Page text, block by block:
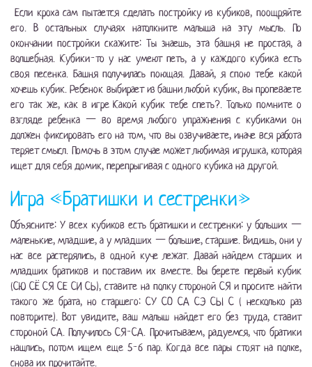
Если кроха сам пытается сделать постройку из кубиков, поощряйте
его. В остальных случаях натолкните малыша на эту мысль. По
окончании постройки скажите: Ты знаешь, эта башня не простая, а
волшебная. Кубики-то у нас умеют петь, а у каждого кубика есть
своя песенка. Башня получилась поющая. Давай, я спою тебе какой
хочешь кубик. Ребенок выбирает из башни любой кубик, вы пропеваете
его так же, как в игре Какой кубик тебе спеть?. Только помните о
взгляде ребенка — во время любого упражнения с кубиками он
должен фиксировать его на том, что вы озвучиваете, иначе вся работа
теряет смысл. Помочь в этом случае может любимая игрушка, которая
ищет для себя домик, перепрыгивая с одного кубика на другой.
Игра «Братишки и сестренки»
Объясните: У всех кубиков есть братишки и сестренки: у больших —
маленькие, младшие, а у младших — большие, старшие. Видишь, они у
нас все растерялись, в одной куче лежат. Давай найдем старших и
младших братиков и поставим их вместе. Вы берете первый кубик
(СЮ СЁ СЯ СЕ СИ СЬ), ставите на полку стороной СЯ и просите найти
такого же брата, но старшего: СУ СО СА СЭ СЫ С ( несколько раз
повторите). Вот увидите, ваш малыш найдет его без труда, ставит
стороной СА. Получилось СЯ-СА. Прочитываем, радуемся, что братики
нашлись, потом ищем еще 5-6 пар. Когда все пары стоят на полке,
снова их прочитайте.